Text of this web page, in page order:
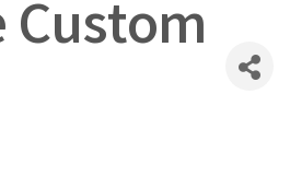
Custom